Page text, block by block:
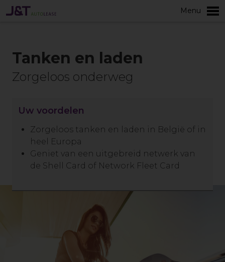
Menu
Tanken en laden
Zorgeloos onderweg
Uw voordelen
Zorgeloos tanken en laden in België of in
heel Europa
Geniet van een uitgebreid netwerk van
de Shell Card of Network Fleet Card